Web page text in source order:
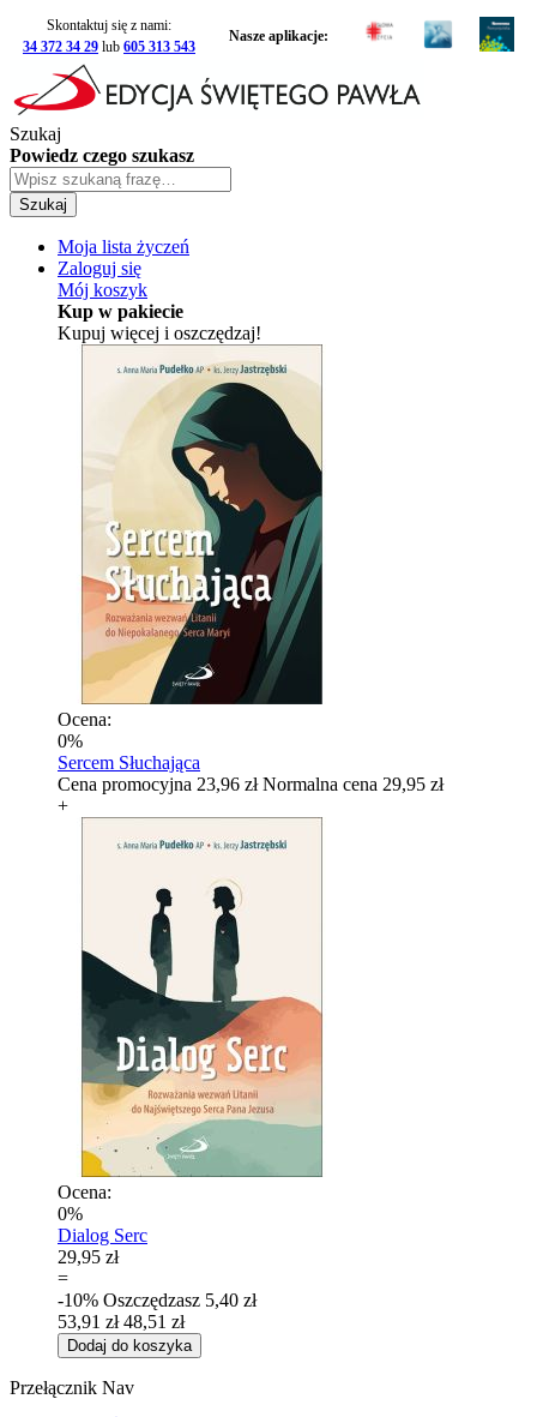
Skontaktuj się z nami:
34 372 34 29 lub 605 313 543
Nasze aplikacje:
Szukaj
Powiedz czego szukasz
Szukaj
Moja lista życzeń
Zaloguj się
Mój koszyk
Kup w pakiecie
Kupuj więcej i oszczędzaj!
Ocena:
0%
Sercem Słuchająca
Cena promocyjna 23,96 zł Normalna cena 29,95 zł
+
Ocena:
0%
Dialog Serc
29,95 zł
=
-10% Oszczędzasz 5,40 zł
53,91 zł 48,51 zł
Dodaj do koszyka
Przełącznik Nav